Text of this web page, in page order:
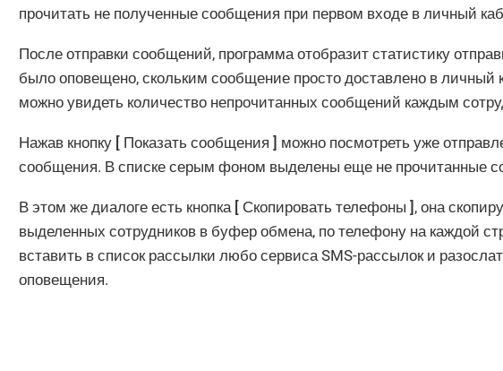
прочитать не полученные сообщения при первом входе в личный
После отправки сообщений, программа отобразит статистику
было оповещено, скольким сообщение просто доставлено в личный
можно увидеть количество непрочитанных сообщений каждым
Нажав кнопку Показать сообщения
можно посмотреть уже
сообщения. В списке серым фоном выделены еще не прочитанные
В этом же диалоге есть кнопка Скопировать телефоны , она
выделенных сотрудников в буфер обмена, по телефону на каждой
вставить в список рассылки любо сервиса SMS-рассылок и
оповещения.